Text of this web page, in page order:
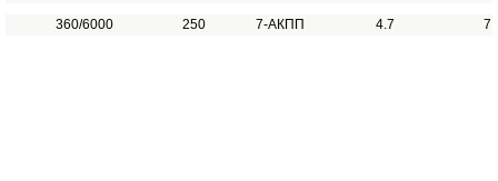
360/6000 250 7-АКПП 4.7 7